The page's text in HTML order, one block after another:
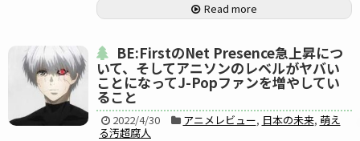
Read more
BE:FirstのNet Presence急上昇につ
いて、そしてアニソンのレベルがヤバい
ことになってJ-Popファンを増やしてい
ること
2022/4/30 アニメレビュー, 日本の未来, 萌え
る汚超腐人